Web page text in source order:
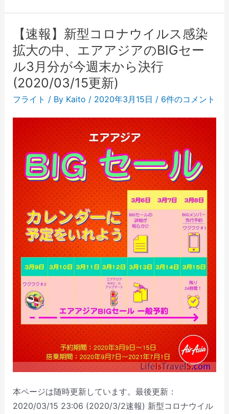
【速報】新型コロナウイルス感染
拡大の中、エアアジアのBIGセー
ル3月分が今週末から決行
(2020/03/15更新)
フライト / By Kaito / 2020年3月15日 / 6件のコメント
本ページは随時更新しています。最後更新：
2020/03/15 23:06 (2020/3/2速報) 新型コロナウイル